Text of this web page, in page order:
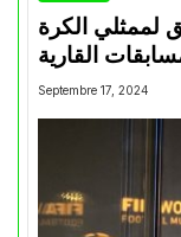
لممثلي الكرة
Septembre 17, 2024